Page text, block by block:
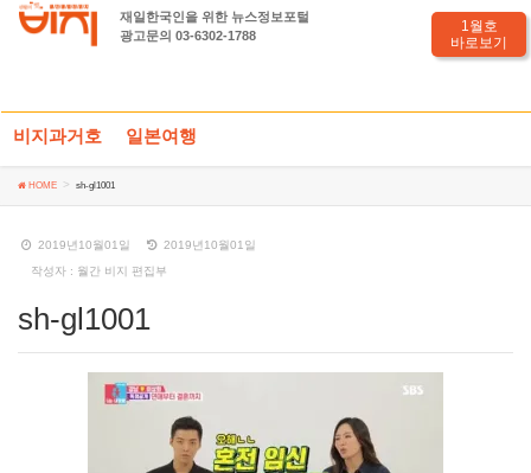
1월호
바로보기
재일한국인을 위한 뉴스정보포털
광고문의 03-6302-1788
비지과거호 일본여행
sh-gl1001
HOME sh-gl1001
2019년10월01일
2019년10월01일
작성자 : 월간 비지 편집부
sh-gl1001